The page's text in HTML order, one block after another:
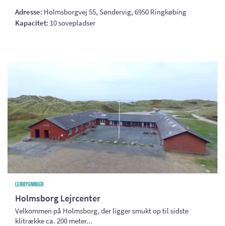
Adresse: Holmsborgvej 55, Søndervig, 6950 Ringkøbing
Kapacitet: 10 sovepladser
Lejrbygninger
Holmsborg Lejrcenter
Velkommen på Holmsborg, der ligger smukt op til sidste
klitrække ca. 200 meter...